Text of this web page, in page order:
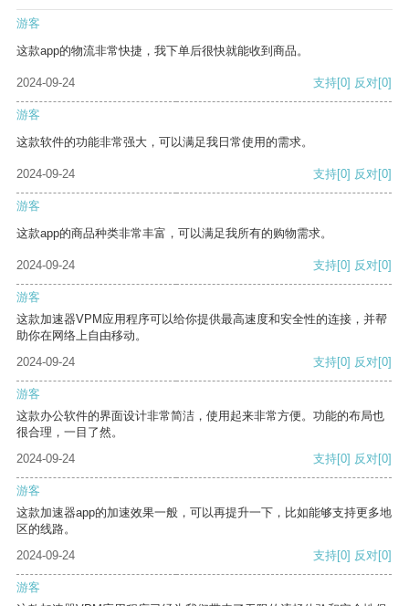
游客
这款app的物流非常快捷，我下单后很快就能收到商品。
2024-09-24 支持[0] 反对[0]
游客
这款软件的功能非常强大，可以满足我日常使用的需求。
2024-09-24 支持[0] 反对[0]
游客
这款app的商品种类非常丰富，可以满足我所有的购物需求。
2024-09-24 支持[0] 反对[0]
游客
这款加速器VPM应用程序可以给你提供最高速度和安全性的连接，并帮
助你在网络上自由移动。
2024-09-24
支持[0] 反对[0]
游客
这款办公软件的界面设计非常简洁，使用起来非常方便。功能的布局也
很合理，一目了然。
2024-09-24
支持[0] 反对[0]
游客
这款加速器app的加速效果一般，可以再提升一下，比如能够支持更多地
区的线路。
2024-09-24
支持[0] 反对[0]
游客